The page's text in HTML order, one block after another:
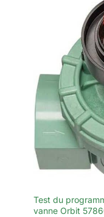
Test du
vanne Orbit